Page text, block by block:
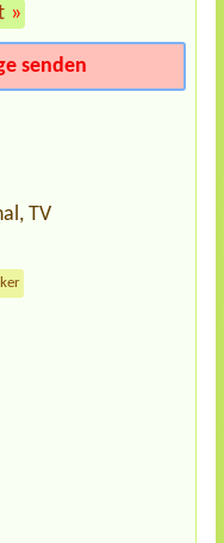
»
senden
TV